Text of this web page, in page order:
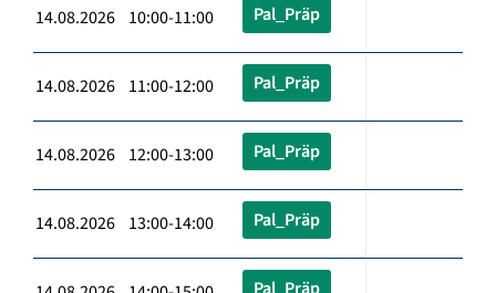
14.08.2026 10:00-11:00 Pal_Präp
14.08.2026 11:00-12:00 Pal_Präp
14.08.2026 12:00-13:00 Pal_Präp
14.08.2026 13:00-14:00 Pal_Präp